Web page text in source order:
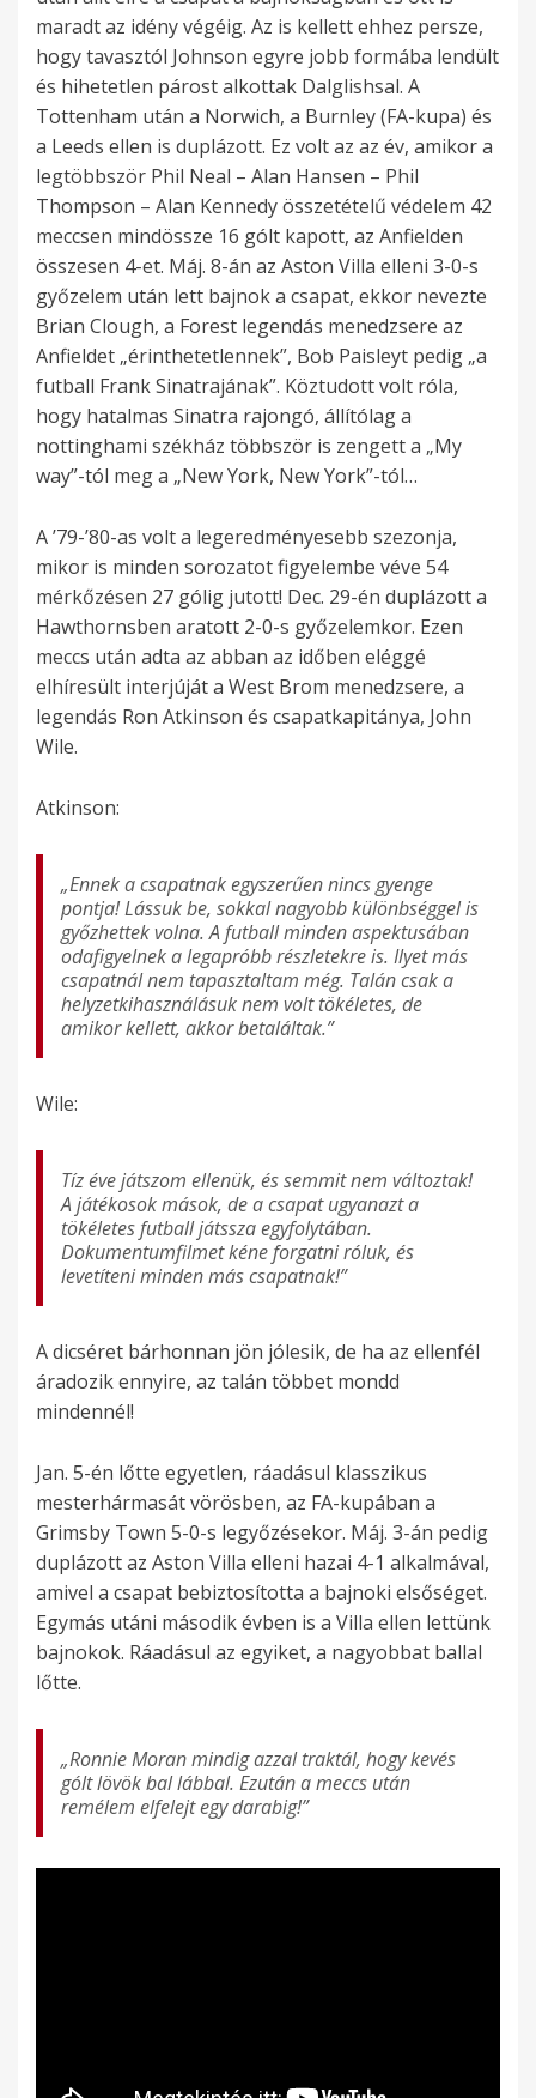
maradt az idény végéig. Az is kellett ehhez persze,
hogy tavasztól Johnson egyre jobb formába lendült
és hihetetlen párost alkottak Dalglishsal. A
Tottenham után a Norwich, a Burnley (FA-kupa) és
a Leeds ellen is duplázott. Ez volt az az év, amikor a
legtöbbször Phil Neal – Alan Hansen – Phil
Thompson – Alan Kennedy összetételű védelem 42
meccsen mindössze 16 gólt kapott, az Anfielden
összesen 4-et. Máj. 8-án az Aston Villa elleni 3-0-s
győzelem után lett bajnok a csapat, ekkor nevezte
Brian Clough, a Forest legendás menedzsere az
Anfieldet „érinthetetlennek”, Bob Paisleyt pedig „a
futball Frank Sinatrajának”. Köztudott volt róla,
hogy hatalmas Sinatra rajongó, állítólag a
nottinghami székház többször is zengett a „My
way”-tól meg a „New York, New York”-tól…
A ’79-’80-as volt a legeredményesebb szezonja,
mikor is minden sorozatot figyelembe véve 54
mérkőzésen 27 gólig jutott! Dec. 29-én duplázott a
Hawthornsben aratott 2-0-s győzelemkor. Ezen
meccs után adta az abban az időben eléggé
elhíresült interjúját a West Brom menedzsere, a
legendás Ron Atkinson és csapatkapitánya, John
Wile.
Atkinson:
„Ennek a csapatnak egyszerűen nincs gyenge
pontja! Lássuk be, sokkal nagyobb különbséggel is
győzhettek volna. A futball minden aspektusában
odafigyelnek a legapróbb részletekre is. Ilyet más
csapatnál nem tapasztaltam még. Talán csak a
helyzetkihasználásuk nem volt tökéletes, de
amikor kellett, akkor betaláltak.”
Wile:
Tíz éve játszom ellenük, és semmit nem változtak!
A játékosok mások, de a csapat ugyanazt a
tökéletes futball játssza egyfolytában.
Dokumentumfilmet kéne forgatni róluk, és
levetíteni minden más csapatnak!”
A dicséret bárhonnan jön jólesik, de ha az ellenfél
áradozik ennyire, az talán többet mondd
mindennél!
Jan. 5-én lőtte egyetlen, ráadásul klasszikus
mesterhármasát vörösben, az FA-kupában a
Grimsby Town 5-0-s legyőzésekor. Máj. 3-án pedig
duplázott az Aston Villa elleni hazai 4-1 alkalmával,
amivel a csapat bebiztosította a bajnoki elsőséget.
Egymás utáni második évben is a Villa ellen lettünk
bajnokok. Ráadásul az egyiket, a nagyobbat ballal
lőtte.
„Ronnie Moran mindig azzal traktál, hogy kevés
gólt lövök bal lábbal. Ezután a meccs után
remélem elfelejt egy darabig!”